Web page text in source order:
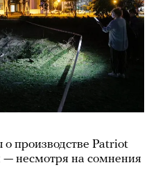
производстве Patriot
несмотря на сомнения